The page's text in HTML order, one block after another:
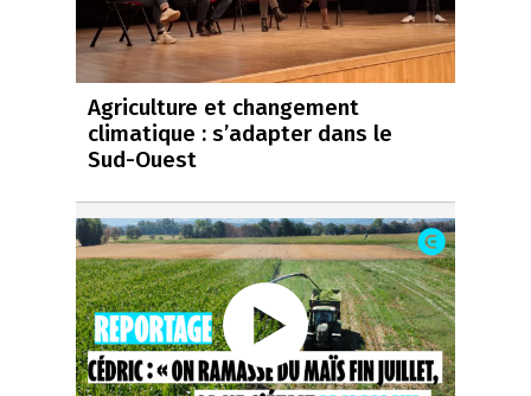
Agriculture et changement
climatique : s’adapter dans le
Sud-Ouest